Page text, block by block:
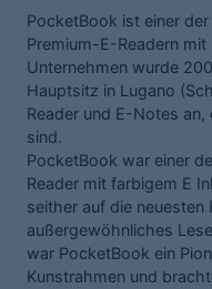
PocketBook ist einer
Premium-E-Readern
Unternehmen wurde
Hauptsitz in Lugano
Reader und E-Notes
sind.
PocketBook war einer
Reader mit farbigem E
seither auf die neuesten
außergewöhnliches
war PocketBook ein
Kunstrahmen und